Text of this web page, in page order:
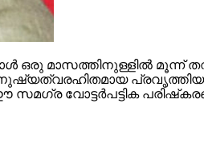
ഒരു മാസത്തിനുള്ളില്‍
വോട്ടര്‍പട്ടിക